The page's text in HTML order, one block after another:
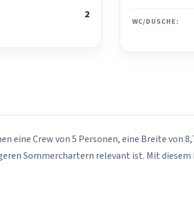
2
WC/DUSCHE:
eine Crew von 5 Personen, eine Breite von
Sommerchartern relevant ist. Mit